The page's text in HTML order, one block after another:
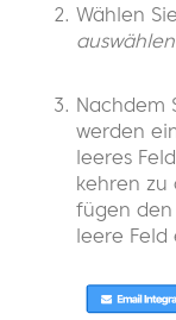
Wählen Sie
auswählen
Nachdem
werden
leeres
kehren zu
fügen
leere Feld